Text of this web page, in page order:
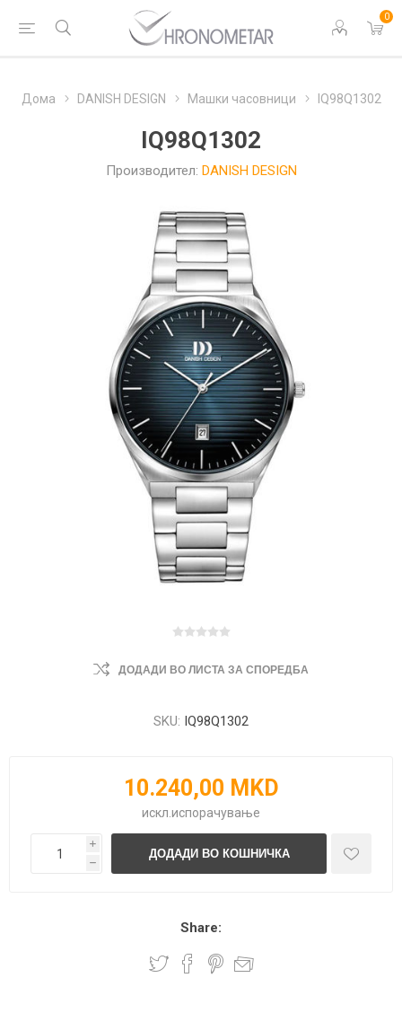
0
Дома DANISH DESIGN Машки часовници IQ98Q1302
IQ98Q1302
Производител: DANISH DESIGN
ДОДАДИ ВО ЛИСТА ЗА СПОРЕДБА
SKU: IQ98Q1302
10.240,00 MKD
искл. испорачување
i
h
Share: